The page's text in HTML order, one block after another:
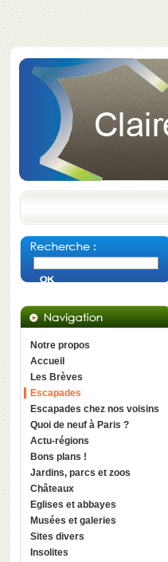
Notre propos
Accueil
Les Brèves
Escapades
Escapades chez nos voisins
Quoi de neuf à Paris ?
Actu-régions
Bons plans !
Jardins, parcs et zoos
Châteaux
Eglises et abbayes
Musées et galeries
Sites divers
Insolites